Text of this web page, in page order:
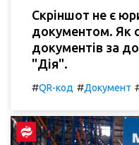
Скріншот не є
документом. Як
документів за
"Дія".
#QR-код #Документ